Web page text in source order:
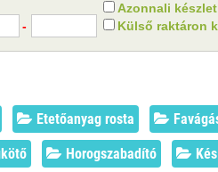
-
Azonnali készlet
Külső raktáron
Etetőanyag rosta
Horogszabadító Kés